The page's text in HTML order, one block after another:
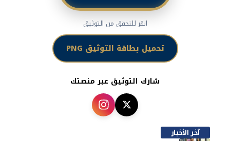
انقر للتحقق من التوثيق
تحميل بطاقة التوثيق PNG
شارك التوثيق عبر منصتك
آخر الأخبار